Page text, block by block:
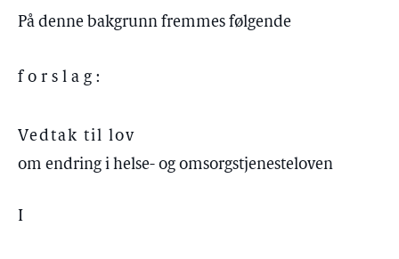
På denne bakgrunn fremmes følgende
forslag:
Vedtak til lov
om endring i helse- og omsorgstjenesteloven
I